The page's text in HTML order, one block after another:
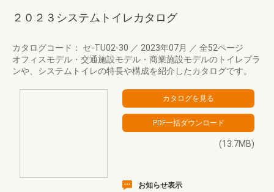
２０２３システムトイレカタログ
カタログコード： セ-TU02-30 ／ 2023年07月 ／ 全52ページ
オフィスモデル・交通施設モデル・商業施設モデルのトイレプラ
ンや、システムトイレの特長や構成を紹介したカタログです。
(13.7MB)
お知らせ表示